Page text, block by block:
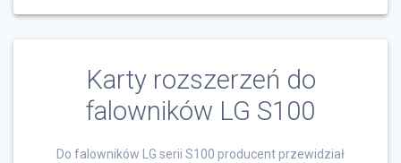
Karty rozszerzeń do
falowników LG S100
Do falowników LG serii S100 producent przewidział